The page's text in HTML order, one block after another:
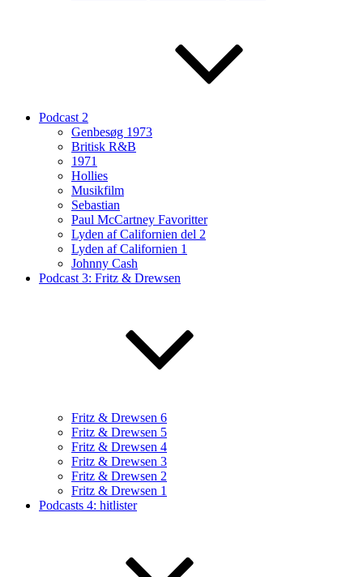
Podcast 2
Genbesøg 1973
Britisk R&B
1971
Hollies
Musikfilm
Sebastian
Paul McCartney Favoritter
Lyden af Californien del 2
Lyden af Californien 1
Johnny Cash
Podcast 3: Fritz & Drewsen
Fritz & Drewsen 6
Fritz & Drewsen 5
Fritz & Drewsen 4
Fritz & Drewsen 3
Fritz & Drewsen 2
Fritz & Drewsen 1
Podcasts 4: hitlister